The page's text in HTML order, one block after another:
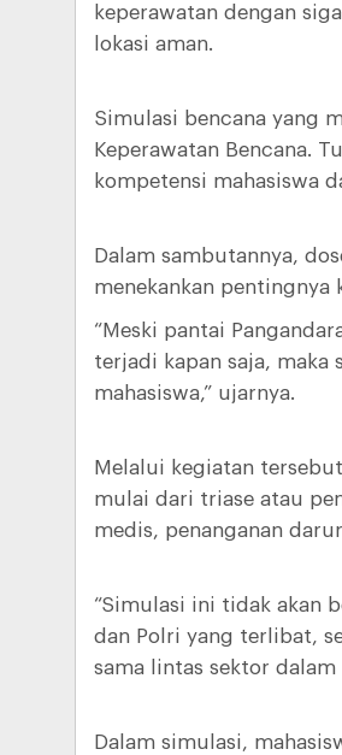
keperawatan dengan
lokasi aman.
Simulasi bencana yang
Keperawatan Bencana.
kompetensi mahasiswa
Dalam sambutannya,
menekankan pentingnya
“Meski pantai
terjadi kapan saja,
mahasiswa,” ujarnya.
Melalui kegiatan
mulai dari triase atau
medis, penanganan
“Simulasi ini tidak akan
dan Polri yang terlibat,
sama lintas sektor dalam
Dalam simulasi,